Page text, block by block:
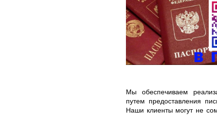
Мы обеспечиваем
путем предоставления
Наши клиенты могут не